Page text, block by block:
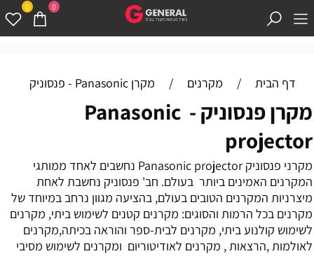
0 0
דף הבית / מקרנים / מקרן Panasonic - פנסוניק
מקרן פנסוניק - Panasonic
projector
מקרני פנסוניק Panasonic projector נחשבים לאחד ממותגי
המקרנים האמינים ביותר בעולם. חב' פנסוניק נחשבת לאחת
מיצרניות המקרנים הטובים בעולם, בהציעה מגוון נרחב במיוחד של
מקרנים בכל הרמות והסוגים: מקרנים קטנים לשימוש ביתי, מקרנים
לשימוש קולנוע ביתי, מקרנים לבית-ספר והוראה בכיתה,מקרנים
לאולמות ,הרצאות , מקרנים לאודיטוריום ומקרנים לשימוש מסיבי